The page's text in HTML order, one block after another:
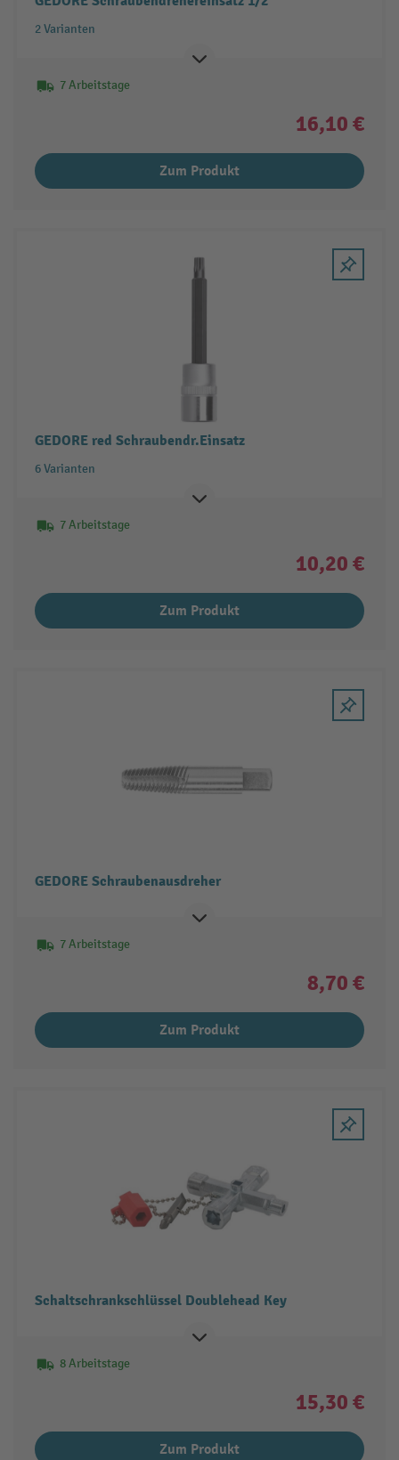
2 Varianten
7 Arbeitstage
16,10 €
Zum Produkt
GEDORE red Schraubendr.Einsatz
6 Varianten
7 Arbeitstage
10,20 €
Zum Produkt
GEDORE Schraubenausdreher
7 Arbeitstage
8,70 €
Zum Produkt
Schaltschrankschlüssel Doublehead Key
8 Arbeitstage
15,30 €
Zum Produkt